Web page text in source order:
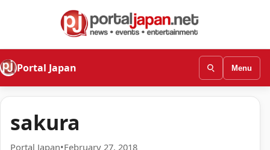
Portal Japan Menu
sakura
Portal Japan•February 27, 2018